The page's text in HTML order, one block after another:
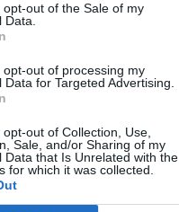
opt-out of the Sale of my
Data.
opt-out of processing my
Data for Targeted Advertising.
out of Collection, Use,
Sale, and/or Sharing of my
Data that Is Unrelated with the
for which it was collected.